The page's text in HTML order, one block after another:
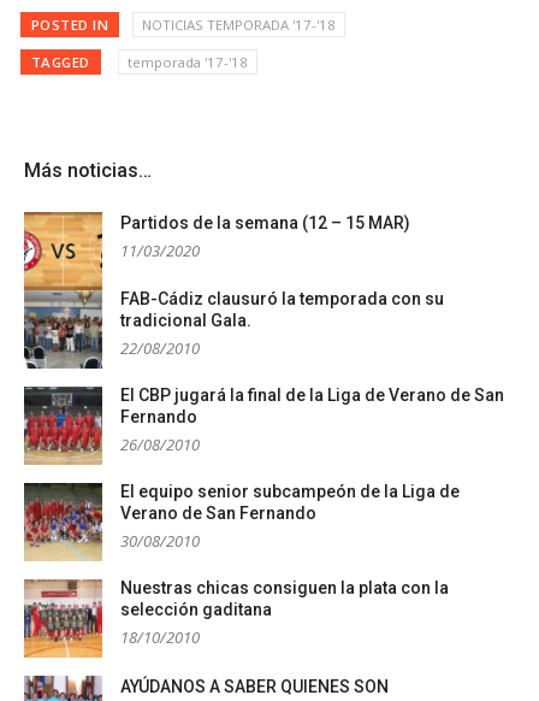
POSTED IN NOTICIAS TEMPORADA '17-'18
TAGGED temporada '17-'18
Más noticias…
Partidos de la semana (12 – 15 MAR)
11/03/2020
FAB-Cádiz clausuró la temporada con su
tradicional Gala.
22/08/2010
El CBP jugará la final de la Liga de Verano de San
Fernando
26/08/2010
El equipo senior subcampeón de la Liga de
Verano de San Fernando
30/08/2010
Nuestras chicas consiguen la plata con la
selección gaditana
18/10/2010
AYÚDANOS A SABER QUIENES SON